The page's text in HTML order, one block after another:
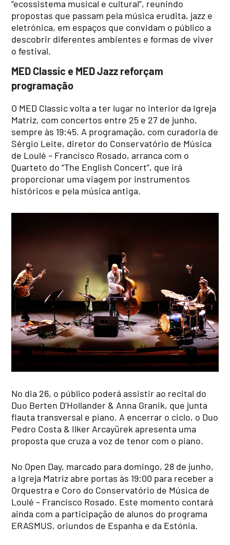
“ecossistema musical e cultural”, reunindo
propostas que passam pela música erudita, jazz e
eletrónica, em espaços que convidam o público a
descobrir diferentes ambientes e formas de viver
o festival.
MED Classic e MED Jazz reforçam
programação
O MED Classic volta a ter lugar no interior da Igreja
Matriz, com concertos entre 25 e 27 de junho,
sempre às 19:45. A programação, com curadoria de
Sérgio Leite, diretor do Conservatório de Música
de Loulé – Francisco Rosado, arranca com o
Quarteto do “The English Concert”, que irá
proporcionar uma viagem por instrumentos
históricos e pela música antiga.
No dia 26, o público poderá assistir ao recital do
Duo Berten D’Hollander & Anna Granik, que junta
flauta transversal e piano. A encerrar o ciclo, o Duo
Pedro Costa & Ilker Arcayürek apresenta uma
proposta que cruza a voz de tenor com o piano.
No Open Day, marcado para domingo, 28 de junho,
a Igreja Matriz abre portas às 19:00 para receber a
Orquestra e Coro do Conservatório de Música de
Loulé – Francisco Rosado. Este momento contará
ainda com a participação de alunos do programa
ERASMUS, oriundos de Espanha e da Estónia.